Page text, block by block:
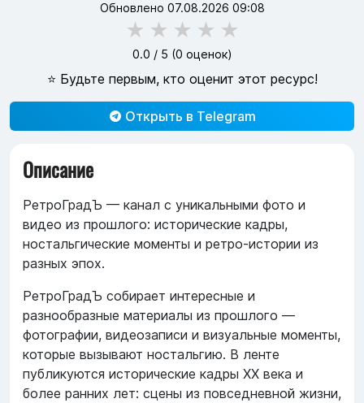
Обновлено 07.08.2026 09:08
★ ★ ★ ★ ★
0.0 / 5 (0 оценок)
⭐ Будьте первым, кто оценит этот ресурс!
Открыть в Telegram
Описание
РетроГрадЪ — канал с уникальными фото и
видео из прошлого: исторические кадры,
ностальгические моменты и ретро-истории из
разных эпох.
РетроГрадЪ собирает интересные и
разнообразные материалы из прошлого —
фотографии, видеозаписи и визуальные моменты,
которые вызывают ностальгию. В ленте
публикуются исторические кадры XX века и
более ранних лет: сцены из повседневной жизни,